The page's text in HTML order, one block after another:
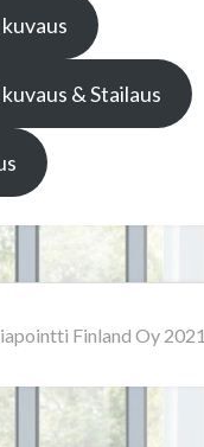
& Stailaus
Finland Oy 2021